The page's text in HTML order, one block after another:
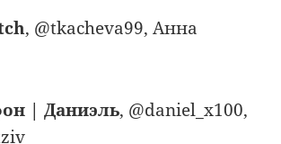
, @tkacheva99, Анна
| Даниэль, @daniel_x100,